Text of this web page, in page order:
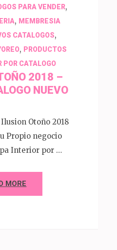
PARA VENDER,
, MEMBRESIA
CATALOGOS,
, PRODUCTOS
POR CATALOGO
2018 –
NUEVO
Otoño 2018
Propio negocio
Interior por …
MORE